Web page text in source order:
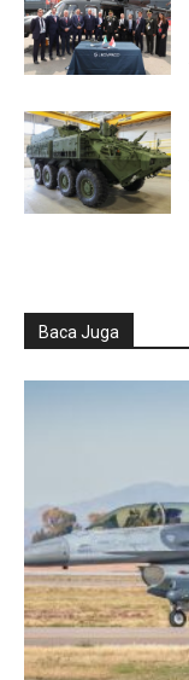
Baca Juga